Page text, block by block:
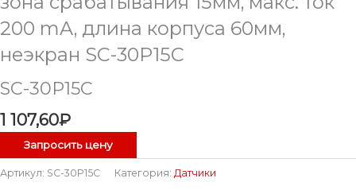
200 mA, длина корпуса 60мм,
неэкран SC-30P15C
SC-30P15C
1 107,60₽
Запросить цену
Артикул: SC-30P15C Категория: Датчики